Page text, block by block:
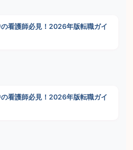
看護師必見！2026年版転職ガイ
看護師必見！2026年版転職ガイ